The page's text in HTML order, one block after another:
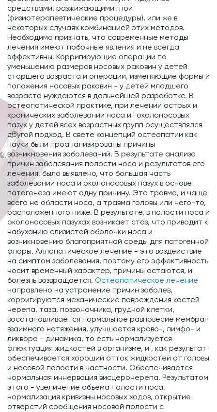
средствами, разжижающими гной
(физиотерапевтические процедуры), или же в
некоторых случаях комбинацией этих методов.
Необходимо признать, что современные методы
лечения имеют побочные явления и не всегда
эффективны. Корригирующие операции по
уменьшению размеров носовых раковин у детей
старшего возраста и операции, изменяющие формы и
положения носовых раковин - у детей младшего
возраста нуждаются в дальнейшей разработке. В
остеопатической практике, при лечении острых и
хронических заболеваний носа и ' околоносовых
пазух у детей всех возрастных групп осуществлялся
другой подход. В свете концепций остеопатии как
науки были проанализированы причины
возникновения заболеваний. В результате анализа
причин заболевания полости носа и результатов его
лечения, было выявлено, что большая часть
заболеваний носа и околоносовых пазух в основе
патогенеза имеют одну причину. Это травма, и чаще
всего не области носа, а травма головы или чего-то,
расположенного ниже. В результате, в полости носа и
околоносовых пазухах возникает стаз, что приводит к
набуханию слизистой оболочки носа и
возникновению благоприятной среды для патогенной
флоры. Аллопатическое лечение - это воздействие
на симптом заболевания, поэтому его эффективность
носит временный характер, причины остаются, и
болезнь возвращается. Остеопатическое лечение
направлено на устранение причин заболев,
корригируются механические повреждения костей
черепа, таза, позвоночника, грудной клетки,
восстанавливается нормальное равновесие мембран
взаимного натяжения, улучшается крово-, лимфо- и
ликворо - динамика, то есть нормализуется
флюктуация жидкостей в организме, и , как результат
обеспечивается хороший отток жидкостей от головы
и носовой полости в частности. Обеспечивается
нормальная иннервация висцерочерепа. Результатом
этого - увеличение объема полости носа,
нормализация кривизны носовых ходов, открытие
отверстий сообщения носовой полости с